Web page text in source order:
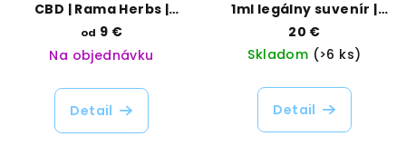
CBD | Rama Herbs |
Vaporama
od 9 €
Na objednávku
Detail
1ml legálny suvenír |
Rama Fuse | Vaporama
20 €
Skladom (>6 ks)
Detail